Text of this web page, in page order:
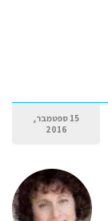
15 ספטמבר,
2016